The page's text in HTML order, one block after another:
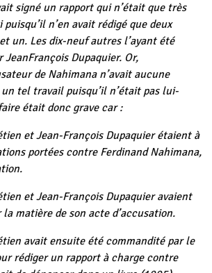
signé un rapport qui n’était que très
n’en avait rédigé que deux
un. Les dix-neuf autres l’ayant été
Dupaquier. Or,
de Nahimana n’avait aucune
tel travail puisqu’il n’était pas lui-
était donc grave car :
et Jean-François Dupaquier étaient à
portées contre Ferdinand Nahimana,
et Jean-François Dupaquier avaient
matière de son acte d’accusation.
avait ensuite été commandité par le
rédiger un rapport à charge contre